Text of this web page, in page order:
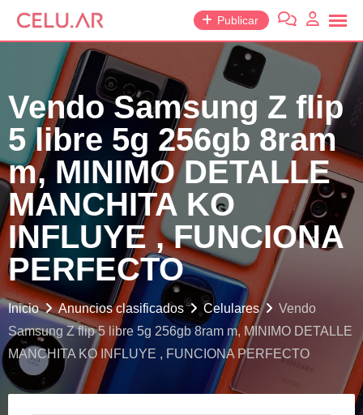
saltar
Publicar
Vendo Samsung Z flip
5 libre 5g 256gb 8ram
m, MINIMO DETALLE
MANCHITA KO
INFLUYE , FUNCIONA
PERFECTO
Inicio Anuncios clasificados Celulares
Vendo
Samsung Z flip 5 libre 5g 256gb 8ram m, MINIMO DETALLE
MANCHITA KO INFLUYE , FUNCIONA PERFECTO